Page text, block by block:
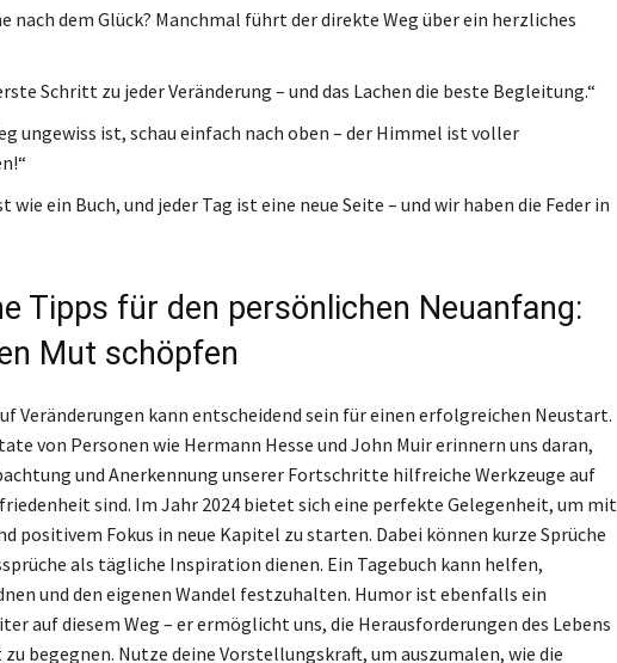
nach dem Glück? Manchmal führt der direkte Weg über ein herzliches
Schritt zu jeder Veränderung – und das Lachen die beste Begleitung.“
ungewiss ist, schau einfach nach oben – der Himmel ist voller
wie ein Buch, und jeder Tag ist eine neue Seite – und wir haben die Feder in
Tipps für den persönlichen Neuanfang:
Mut schöpfen
Veränderungen kann entscheidend sein für einen erfolgreichen Neustart.
von Personen wie Hermann Hesse und John Muir erinnern uns daran,
und Anerkennung unserer Fortschritte hilfreiche Werkzeuge auf
sind. Im Jahr 2024 bietet sich eine perfekte Gelegenheit, um mit
positivem Fokus in neue Kapitel zu starten. Dabei können kurze Sprüche
als tägliche Inspiration dienen. Ein Tagebuch kann helfen,
und den eigenen Wandel festzuhalten. Humor ist ebenfalls ein
auf diesem Weg – er ermöglicht uns, die Herausforderungen des Lebens
begegnen. Nutze deine Vorstellungskraft, um auszumalen, wie die